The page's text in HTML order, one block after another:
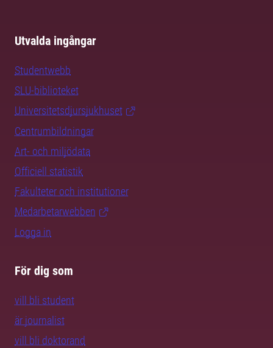
Utvalda ingångar
Studentwebb
SLU-biblioteket
Universitetsdjursjukhuset
Centrumbildningar
Art- och miljödata
Officiell statistik
Fakulteter och institutioner
Medarbetarwebben
Logga in
För dig som
vill bli student
är journalist
vill bli doktorand